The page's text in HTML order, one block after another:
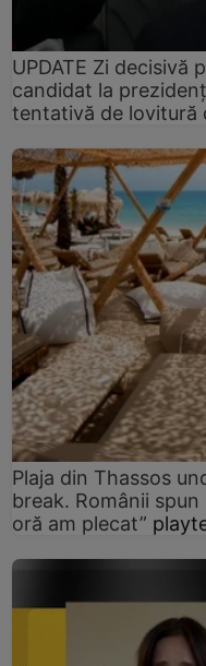
UPDATE Zi decisivă
candidat la
tentativă de lovitură
Plaja din Thassos
break. Românii
oră am plecat”